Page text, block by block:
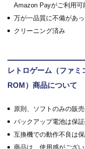
Amazon Payがご利用可
万が一品質に不備があ
クリーニング済み
レトロゲーム（ファミ
ROM）商品について
原則、ソフトのみの販
バックアップ電池は保
互換機での動作不良は保
商品は、使用感がござい